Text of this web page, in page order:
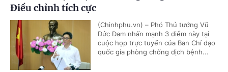
Điều chỉnh tích cực
(Chinhphu.vn) – Phó Thủ tướng Vũ
Đức Đam nhấn mạnh 3 điểm này tại
cuộc họp trực tuyến của Ban Chỉ đạo
quốc gia phòng chống dịch bệnh...